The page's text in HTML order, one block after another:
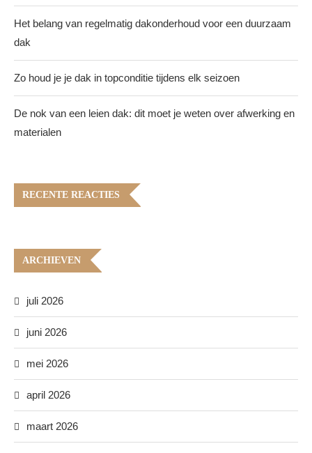
Het belang van regelmatig dakonderhoud voor een duurzaam
dak
Zo houd je je dak in topconditie tijdens elk seizoen
De nok van een leien dak: dit moet je weten over afwerking en
materialen
RECENTE REACTIES
ARCHIEVEN
juli 2026
juni 2026
mei 2026
april 2026
maart 2026